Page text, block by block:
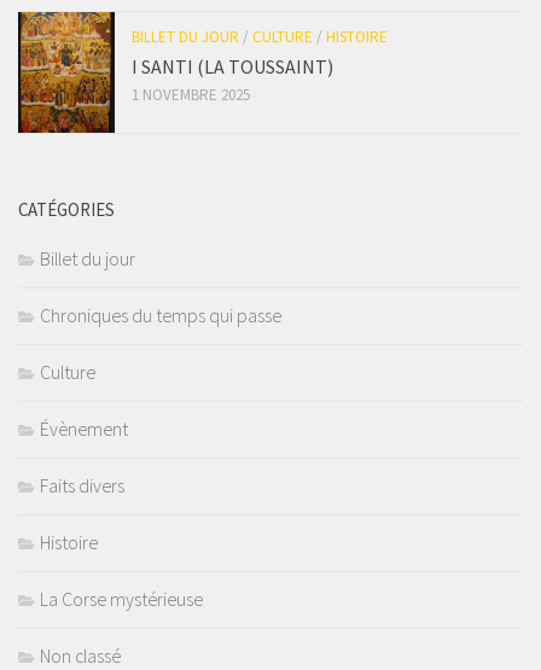
BILLET DU JOUR / CULTURE / HISTOIRE
I SANTI (LA TOUSSAINT)
1 NOVEMBRE 2025
CATÉGORIES
Billet du jour
Chroniques du temps qui passe
Culture
Évènement
Faits divers
Histoire
La Corse mystérieuse
Non classé